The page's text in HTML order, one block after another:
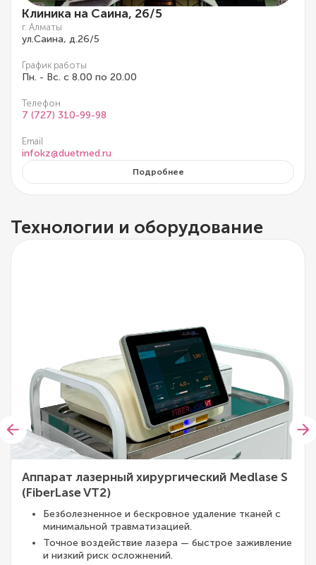
Клиника на Саина, 26/5
г. Алматы
ул.Саина, д.26/5
График работы
Пн. - Вс. с 8.00 по 20.00
Телефон
7 (727) 310-99-98
Email
infokz@duetmed.ru
Подробнее
Технологии и оборудование
Аппарат лазерный хирургический Medlase S
(FiberLase VT2)
Безболезненное и бескровное удаление тканей с
минимальной травматизацией.
Точное воздействие лазера — быстрое заживление
и низкий риск осложнений.